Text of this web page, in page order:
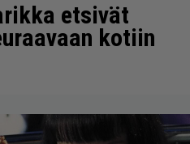
etsivät
kotiin